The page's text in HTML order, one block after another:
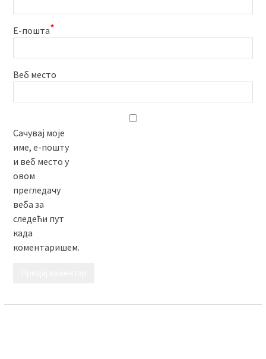
Е-пошта*
Веб место
Сачувај моје
име, е-пошту
и веб место у
овом
прегледачу
веба за
следећи пут
када
коментаришем.